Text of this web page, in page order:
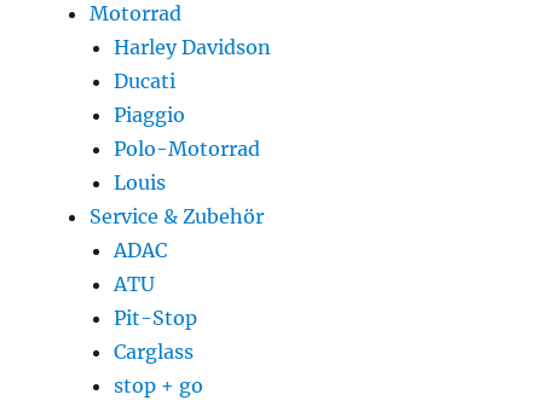
Motorrad
Harley Davidson
Ducati
Piaggio
Polo-Motorrad
Louis
Service & Zubehör
ADAC
ATU
Pit-Stop
Carglass
stop + go